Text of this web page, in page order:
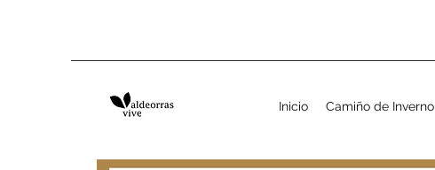
Inicio Camiño de Inverno